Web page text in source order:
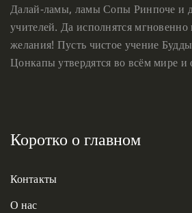
Далай-ламы, ламы Сопы Ринпоче и
учителей. Да исполнятся мгновенно
желания! Пусть чистое учение
Цонкапы утвердятся во всём мире и
Коротко о главном
Контакты
О нас